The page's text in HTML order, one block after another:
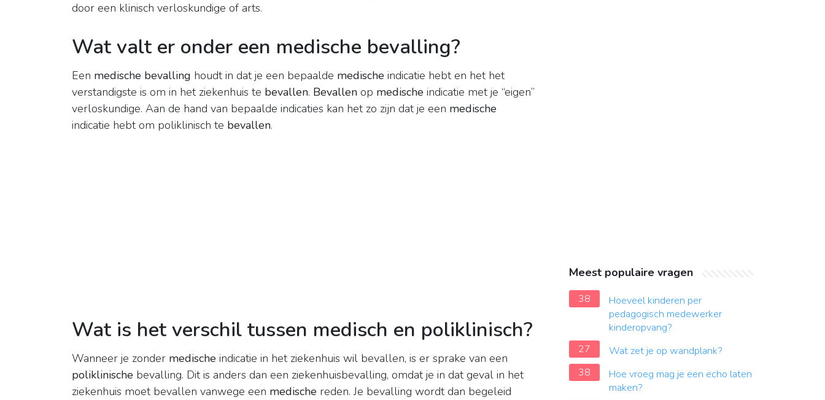
door een klinisch verloskundige of arts.
Wat valt er onder een medische bevalling?
Een medische bevalling houdt in dat je een bepaalde medische indicatie hebt en het het
verstandigste is om in het ziekenhuis te bevallen. Bevallen op medische indicatie met je “eigen”
verloskundige. Aan de hand van bepaalde indicaties kan het zo zijn dat je een medische
indicatie hebt om poliklinisch te bevallen.
Wat is het verschil tussen medisch en poliklinisch?
Wanneer je zonder medische indicatie in het ziekenhuis wil bevallen, is er sprake van een
poliklinische bevalling. Dit is anders dan een ziekenhuisbevalling, omdat je in dat geval in het
ziekenhuis moet bevallen vanwege een medische reden. Je bevalling wordt dan begeleid
Meest populaire vragen
38
Hoeveel kinderen per
pedagogisch medewerker
kinderopvang?
27
Wat zet je op wandplank?
38
Hoe vroeg mag je een echo laten
maken?